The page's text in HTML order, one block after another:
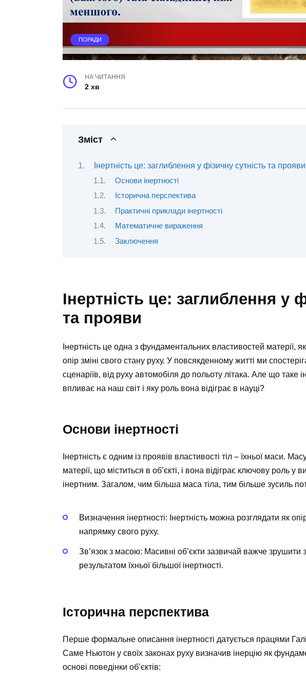
ПОРАДИ
НА ЧИТАННЯ
2 хв
Зміст
Інертність це: заглиблення у фізичну сутність та прояви
Основи інертності
Історична перспектива
Практичні приклади інертності
Математичне вираження
Заключення
Інертність це: заглиблення у
та прояви
Інертність це одна з фундаментальних властивостей матерії,
опір зміні свого стану руху. У повсякденному житті ми
сценаріїв, від руху автомобіля до польоту літака. Але що таке
впливає на наш світ і яку роль вона відіграє в науці?
Основи інертності
Інертність є одним із проявів властивості тіл – їхньої маси.
матерії, що міститься в об’єкті, і вона відіграє ключову роль у
інертним. Загалом, чим більша маса тіла, тим більше зусиль
Визначення інертності: Інертність можна розглядати як
напрямку свого руху.
Зв’язок з масою: Масивні об’єкти зазвичай важче
результатом їхньої більшої інертності.
Історична перспектива
Перше формальне описання інертності датується працями
Саме Ньютон у своїх законах руху визначив інерцію як
основі поведінки об’єктів: